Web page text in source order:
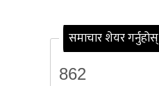
समाचार शेयर गर्नुहोस्
862